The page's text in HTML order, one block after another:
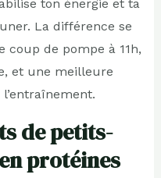
ton énergie et ta
La différence se
coup de pompe à 11h,
et une meilleure
de petits-
protéines